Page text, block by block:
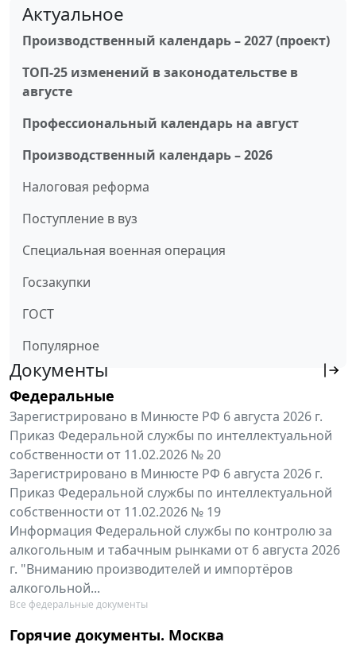
Актуальное
Производственный календарь – 2027 (проект)
ТОП-25 изменений в законодательстве в
августе
Профессиональный календарь на август
Производственный календарь – 2026
Налоговая реформа
Поступление в вуз
Специальная военная операция
Госзакупки
ГОСТ
Популярное
Документы
Федеральные
Зарегистрировано в Минюсте РФ 6 августа 2026 г.
Приказ Федеральной службы по интеллектуальной
собственности от 11.02.2026 № 20
Зарегистрировано в Минюсте РФ 6 августа 2026 г.
Приказ Федеральной службы по интеллектуальной
собственности от 11.02.2026 № 19
Информация Федеральной службы по контролю за
алкогольным и табачным рынками от 6 августа 2026
г. "Вниманию производителей и импортёров
алкогольной...
Все федеральные документы
Горячие документы. Москва